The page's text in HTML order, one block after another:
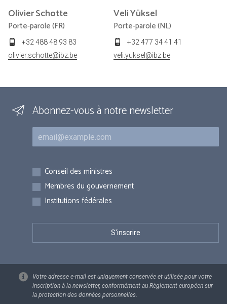
OlivierSchotte
Porte-parole (FR)
+32 488 48 93 83
olivier.schotte@ibz.be
VeliYüksel
Porte-parole (NL)
+32 477 34 41 41
veli.yuksel@ibz.be
Abonnez-vous à notre newsletter
Courriel
Inscriptions
Conseil des ministres
Membres du gouvernement
Institutions fédérales
Votre adresse e-mail est uniquement conservée et utilisée pour votre
inscription à la newsletter, conformément au Règlement européen sur
la protection des données personnelles.